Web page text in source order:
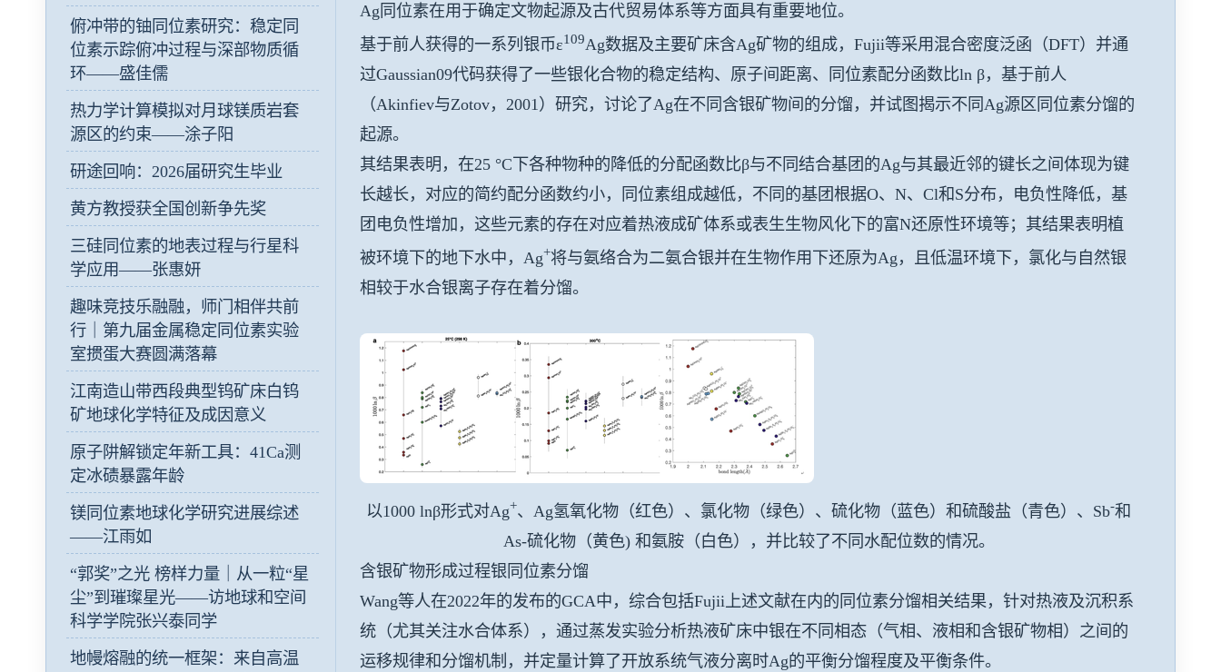
俯冲带的铀同位素研究：稳定同
位素示踪俯冲过程与深部物质循
环——盛佳儒
热力学计算模拟对月球镁质岩套
源区的约束——涂子阳
研途回响：2026届研究生毕业
黄方教授获全国创新争先奖
三硅同位素的地表过程与行星科
学应用——张惠妍
趣味竞技乐融融，师门相伴共前
行｜第九届金属稳定同位素实验
室掼蛋大赛圆满落幕
江南造山带西段典型钨矿床白钨
矿地球化学特征及成因意义
原子阱解锁定年新工具：41Ca测
定冰碛暴露年龄
镁同位素地球化学研究进展综述
——江雨如
“郭奖”之光 榜样力量｜从一粒“星
尘”到璀璨星光——访地球和空间
科学学院张兴泰同学
地幔熔融的统一框架：来自高温
Ag同位素在用于确定文物起源及古代贸易体系等方面具有重要地位。
基于前人获得的一系列银币ε109Ag数据及主要矿床含Ag矿物的组成，Fujii等采用混合密度泛函（DFT）并通
过Gaussian09代码获得了一些银化合物的稳定结构、原子间距离、同位素配分函数比ln β，基于前人
（Akinfiev与Zotov，2001）研究，讨论了Ag在不同含银矿物间的分馏，并试图揭示不同Ag源区同位素分馏的
起源。
其结果表明，在25 °C下各种物种的降低的分配函数比β与不同结合基团的Ag与其最近邻的键长之间体现为键
长越长，对应的简约配分函数约小，同位素组成越低，不同的基团根据O、N、Cl和S分布，电负性降低，基
团电负性增加，这些元素的存在对应着热液成矿体系或表生生物风化下的富N还原性环境等；其结果表明植
被环境下的地下水中，Ag+将与氨络合为二氨合银并在生物作用下还原为Ag，且低温环境下，氯化与自然银
相较于水合银离子存在着分馏。
以1000 lnβ形式对Ag+、Ag氢氧化物（红色）、氯化物（绿色）、硫化物（蓝色）和硫酸盐（青色）、Sb-和
As-硫化物（黄色) 和氨胺（白色），并比较了不同水配位数的情况。
含银矿物形成过程银同位素分馏
Wang等人在2022年的发布的GCA中，综合包括Fujii上述文献在内的同位素分馏相关结果，针对热液及沉积系
统（尤其关注水合体系），通过蒸发实验分析热液矿床中银在不同相态（气相、液相和含银矿物相）之间的
运移规律和分馏机制，并定量计算了开放系统气液分离时Ag的平衡分馏程度及平衡条件。